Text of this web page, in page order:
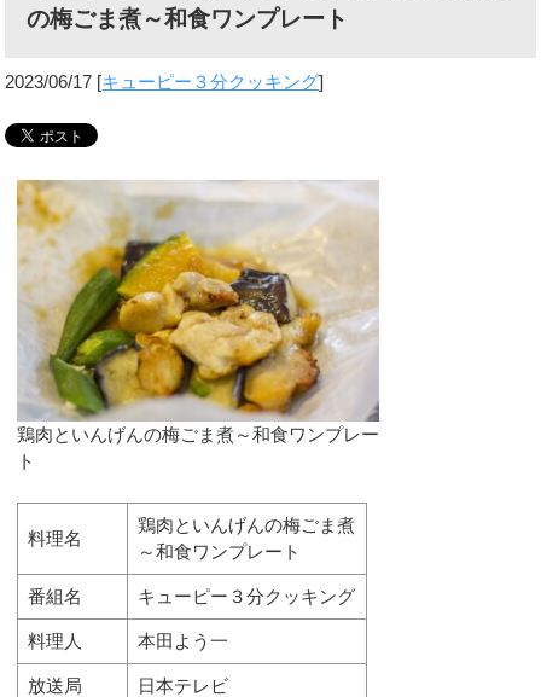
の梅ごま煮～和食ワンプレート
2023/06/17 [キューピー３分クッキング]
鶏肉といんげんの梅ごま煮～和食ワンプレー
ト
料理名
鶏肉といんげんの梅ごま煮
～和食ワンプレート
番組名 キューピー３分クッキング
料理人 本田よう一
放送局 日本テレビ